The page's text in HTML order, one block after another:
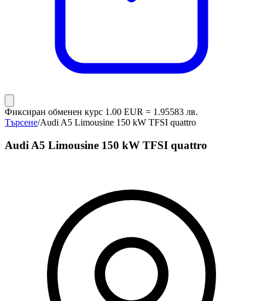
Фиксиран обменен курс 1.00 EUR = 1.95583 лв.
Търсене/Audi A5 Limousine 150 kW TFSI quattro
Audi A5 Limousine 150 kW TFSI quattro